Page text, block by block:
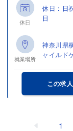
休日
休日：日
日
就業場所
神奈川県
ャイルド
この求
1